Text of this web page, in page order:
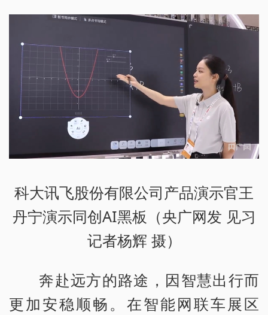
科大讯飞股份有限公司产品演示官王
丹宁演示同创AI黑板（央广网发 见习
记者杨辉 摄）
奔赴远方的路途，因智慧出行而
更加安稳顺畅。在智能网联车展区